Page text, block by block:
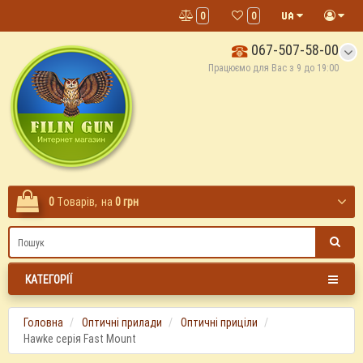
0
0
067-507-58-00
Працюємо для Вас з 9 до 19:00
0 Tоварів, на 0 грн
КАТЕГОРІЇ
Головна Оптичні прилади
Оптичні приціли
Hawke серія Fast Mount